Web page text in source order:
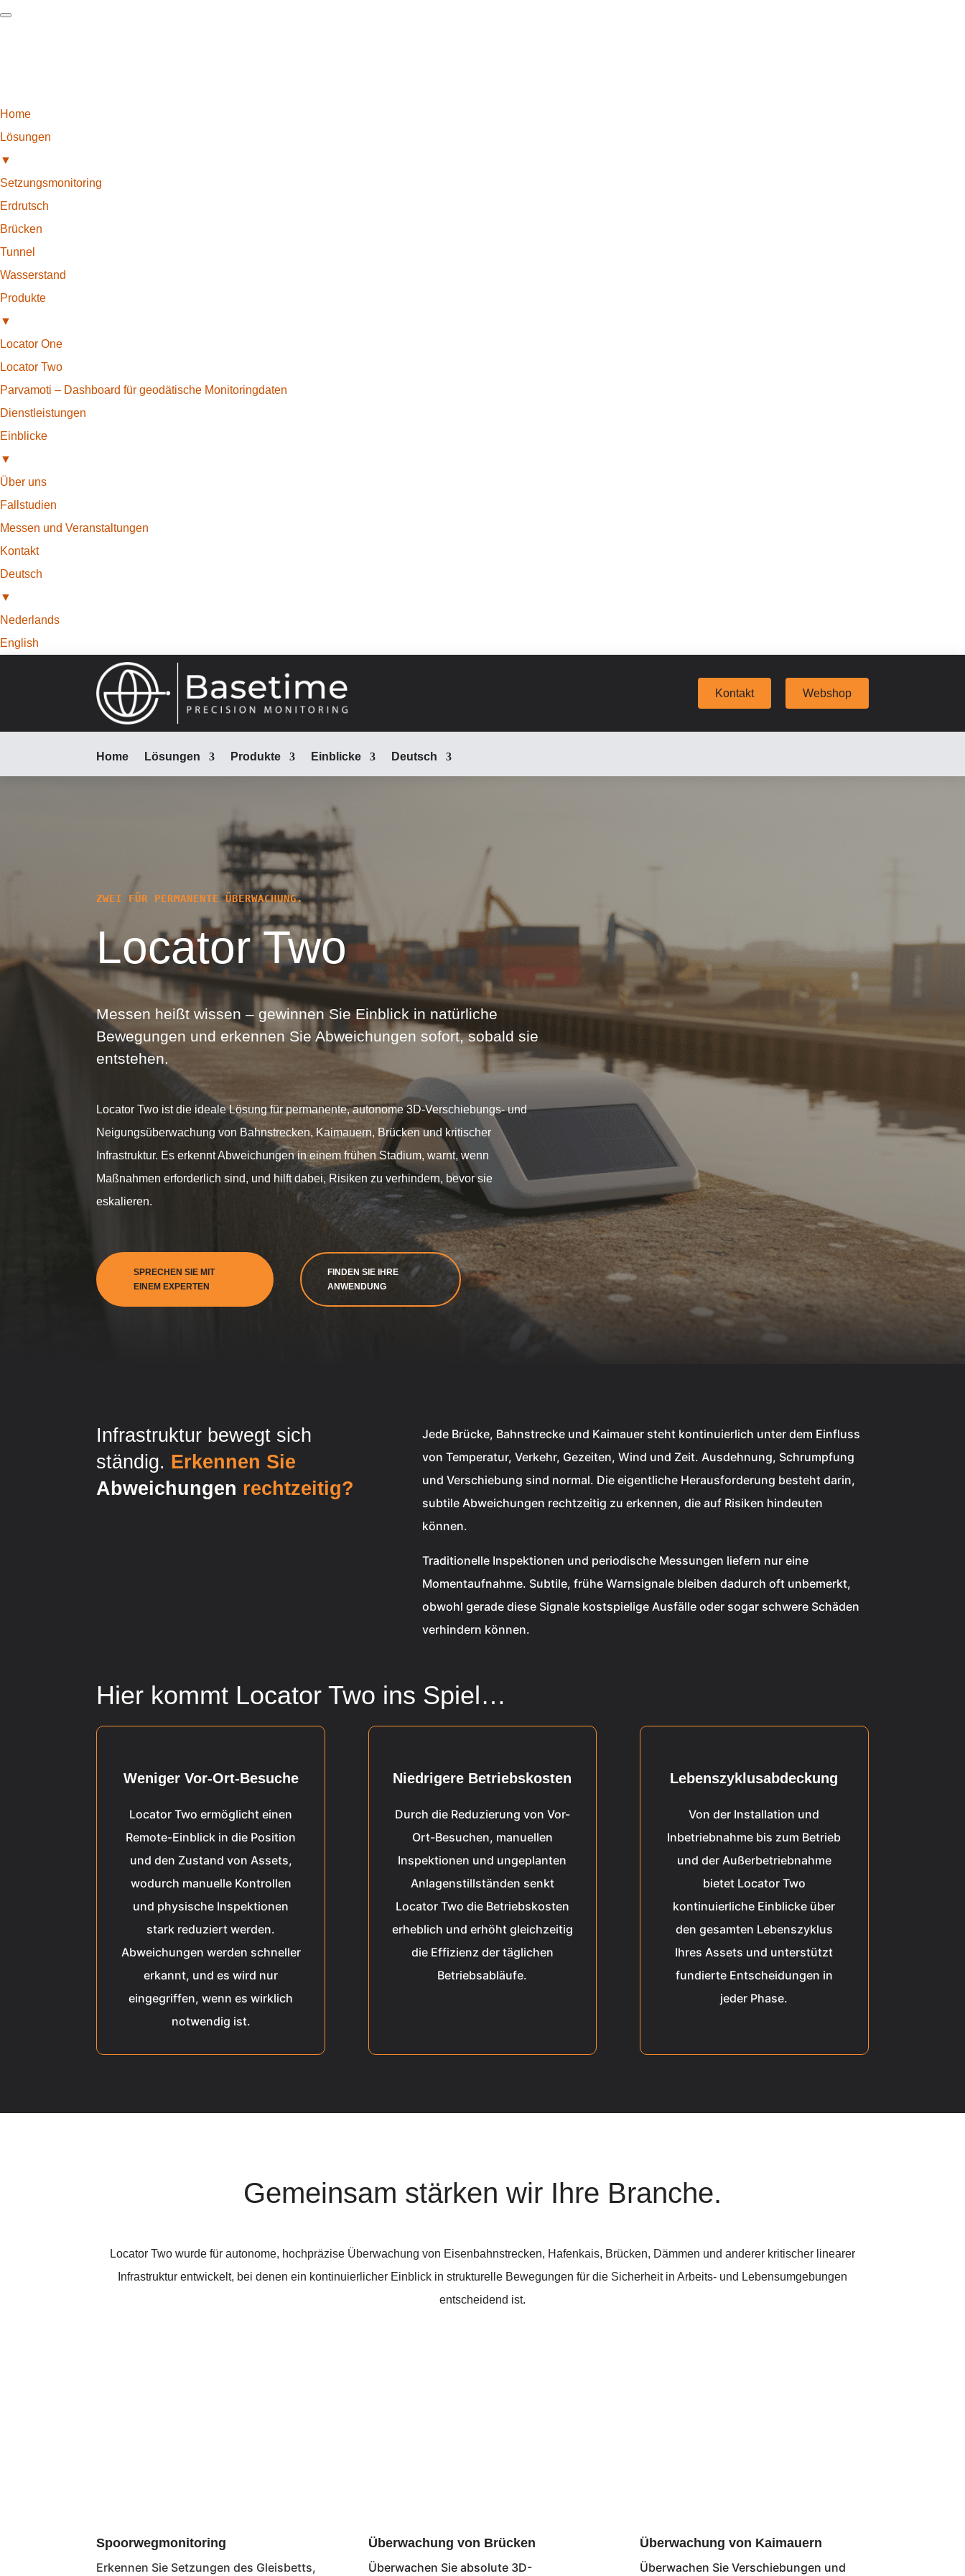
Home
Lösungen
▼
Setzungsmonitoring
Erdrutsch
Brücken
Tunnel
Wasserstand
Produkte
▼
Locator One
Locator Two
Parvamoti – Dashboard für geodätische Monitoringdaten
Dienstleistungen
Einblicke
▼
Über uns
Fallstudien
Messen und Veranstaltungen
Kontakt
Deutsch
▼
Nederlands
English
Kontakt Webshop
Home Lösungen Produkte Einblicke Deutsch
ZWEI FÜR PERMANENTE ÜBERWACHUNG.
Locator Two
Messen heißt wissen – gewinnen Sie Einblick in natürliche
Bewegungen und erkennen Sie Abweichungen sofort, sobald sie
entstehen.
Locator Two ist die ideale Lösung für permanente, autonome 3D-Verschiebungs- und
Neigungsüberwachung von Bahnstrecken, Kaimauern, Brücken und kritischer
Infrastruktur. Es erkennt Abweichungen in einem frühen Stadium, warnt, wenn
Maßnahmen erforderlich sind, und hilft dabei, Risiken zu verhindern, bevor sie
eskalieren.
SPRECHEN SIE MIT
EINEM EXPERTEN
FINDEN SIE IHRE
ANWENDUNG
Infrastruktur bewegt sich
ständig. Erkennen Sie
Abweichungen rechtzeitig?
Jede Brücke, Bahnstrecke und Kaimauer steht kontinuierlich unter dem Einfluss
von Temperatur, Verkehr, Gezeiten, Wind und Zeit. Ausdehnung, Schrumpfung
und Verschiebung sind normal. Die eigentliche Herausforderung besteht darin,
subtile Abweichungen rechtzeitig zu erkennen, die auf Risiken hindeuten
können.
Traditionelle Inspektionen und periodische Messungen liefern nur eine
Momentaufnahme. Subtile, frühe Warnsignale bleiben dadurch oft unbemerkt,
obwohl gerade diese Signale kostspielige Ausfälle oder sogar schwere Schäden
verhindern können.
Hier kommt Locator Two ins Spiel…
Weniger Vor-Ort-Besuche
Locator Two ermöglicht einen
Remote-Einblick in die Position
und den Zustand von Assets,
wodurch manuelle Kontrollen
und physische Inspektionen
stark reduziert werden.
Abweichungen werden schneller
erkannt, und es wird nur
eingegriffen, wenn es wirklich
notwendig ist.
Niedrigere Betriebskosten
Durch die Reduzierung von Vor-
Ort-Besuchen, manuellen
Inspektionen und ungeplanten
Anlagenstillständen senkt
Locator Two die Betriebskosten
erheblich und erhöht gleichzeitig
die Effizienz der täglichen
Betriebsabläufe.
Lebenszyklusabdeckung
Von der Installation und
Inbetriebnahme bis zum Betrieb
und der Außerbetriebnahme
bietet Locator Two
kontinuierliche Einblicke über
den gesamten Lebenszyklus
Ihres Assets und unterstützt
fundierte Entscheidungen in
jeder Phase.
Gemeinsam stärken wir Ihre Branche.
Locator Two wurde für autonome, hochpräzise Überwachung von Eisenbahnstrecken, Hafenkais, Brücken, Dämmen und anderer kritischer linearer
Infrastruktur entwickelt, bei denen ein kontinuierlicher Einblick in strukturelle Bewegungen für die Sicherheit in Arbeits- und Lebensumgebungen
entscheidend ist.
Spoorwegmonitoring
Erkennen Sie Setzungen des Gleisbetts,
Überwachung von Brücken
Überwachen Sie absolute 3D-
Überwachung von Kaimauern
Überwachen Sie Verschiebungen und